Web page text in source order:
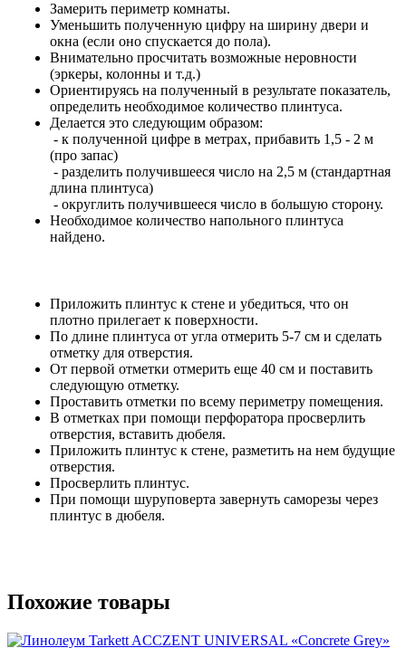
Замерить периметр комнаты.
Уменьшить полученную цифру на ширину двери и
окна (если оно спускается до пола).
Внимательно просчитать возможные неровности
(эркеры, колонны и т.д.)
Ориентируясь на полученный в результате показатель,
определить необходимое количество плинтуса.
Делается это следующим образом:
- к полученной цифре в метрах, прибавить 1,5 - 2 м
(про запас)
- разделить получившееся число на 2,5 м (стандартная
длина плинтуса)
- округлить получившееся число в большую сторону.
Необходимое количество напольного плинтуса
найдено.
Приложить плинтус к стене и убедиться, что он
плотно прилегает к поверхности.
По длине плинтуса от угла отмерить 5-7 см и сделать
отметку для отверстия.
От первой отметки отмерить еще 40 см и поставить
следующую отметку.
Проставить отметки по всему периметру помещения.
В отметках при помощи перфоратора просверлить
отверстия, вставить дюбеля.
Приложить плинтус к стене, разметить на нем будущие
отверстия.
Просверлить плинтус.
При помощи шуруповерта завернуть саморезы через
плинтус в дюбеля.
Похожие товары